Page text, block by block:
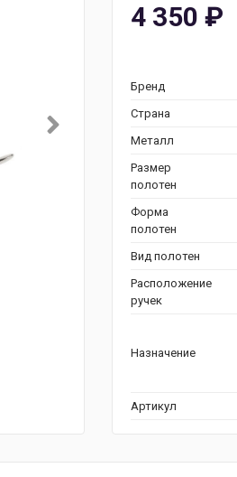
4 350 ₽
Бренд
Страна
Металл
Размер
полотен
Форма
полотен
Вид полотен
Расположение
ручек
Назначение
Артикул